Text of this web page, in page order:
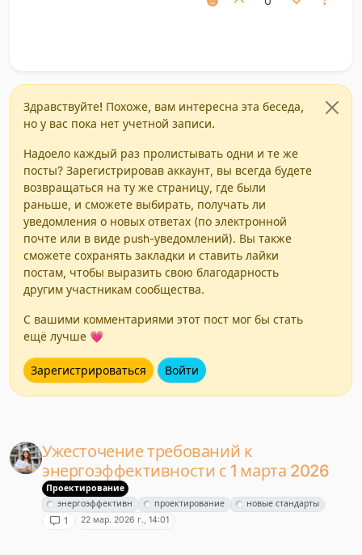
Здравствуйте! Похоже, вам интересна эта беседа,
но у вас пока нет учетной записи.
Надоело каждый раз пролистывать одни и те же
посты? Зарегистрировав аккаунт, вы всегда будете
возвращаться на ту же страницу, где были
раньше, и сможете выбирать, получать ли
уведомления о новых ответах (по электронной
почте или в виде push-уведомлений). Вы также
сможете сохранять закладки и ставить лайки
постам, чтобы выразить свою благодарность
другим участникам сообщества.
С вашими комментариями этот пост мог бы стать
ещё лучше 💗
Зарегистрироваться Войти
Ужесточение требований к
энергоэффективности с 1 марта 2026
Проектирование
энергоэффективн
проектирование новые стандарты
1 22 мар. 2026 г., 14:01